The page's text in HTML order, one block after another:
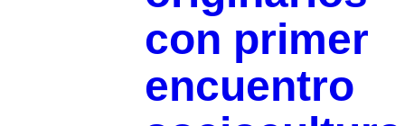
con primer
encuentro